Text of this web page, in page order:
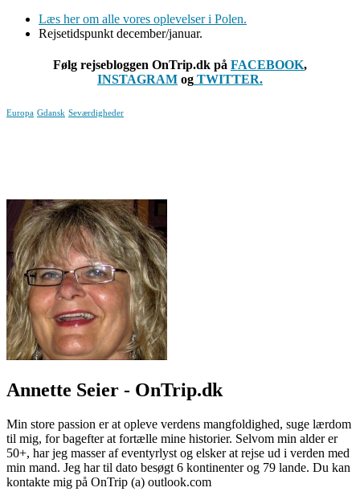
Læs her om alle vores oplevelser i Polen.
Rejsetidspunkt december/januar.
Følg rejsebloggen OnTrip.dk på FACEBOOK,
INSTAGRAM og TWITTER.
Europa Gdansk Seværdigheder
Annette Seier - OnTrip.dk
Min store passion er at opleve verdens mangfoldighed, suge lærdom
til mig, for bagefter at fortælle mine historier. Selvom min alder er
50+, har jeg masser af eventyrlyst og elsker at rejse ud i verden med
min mand. Jeg har til dato besøgt 6 kontinenter og 79 lande. Du kan
kontakte mig på OnTrip (a) outlook.com